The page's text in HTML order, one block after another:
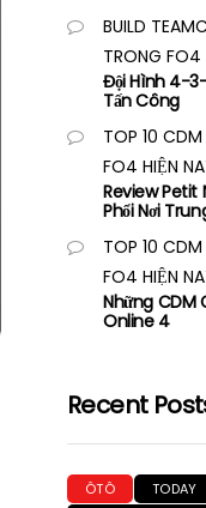
BUILD
TRONG FO4
Đội Hình 4-3-
Tấn Công
TOP 10
FO4 HIỆN
Review Petit
Phổi Nơi
TOP 10
FO4 HIỆN
Những CDM
Online 4
Recent
ÔTÔ
TODAY